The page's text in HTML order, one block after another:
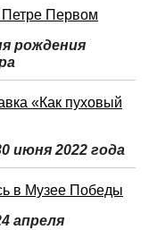
Петре Первом
рождения
«Как пуховый
июня 2022 года
в Музее Победы
апреля